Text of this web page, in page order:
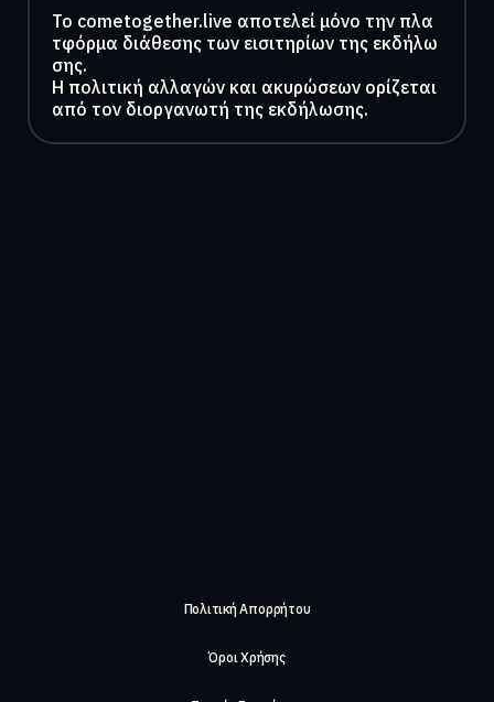
To cometogether.live αποτελεί μόνο την πλα
τφόρμα διάθεσης των εισιτηρίων της εκδήλω
σης.
Η πολιτική αλλαγών και ακυρώσεων ορίζεται
από τον διοργανωτή της εκδήλωσης.
Πολιτική Απορρήτου
Όροι Χρήσης